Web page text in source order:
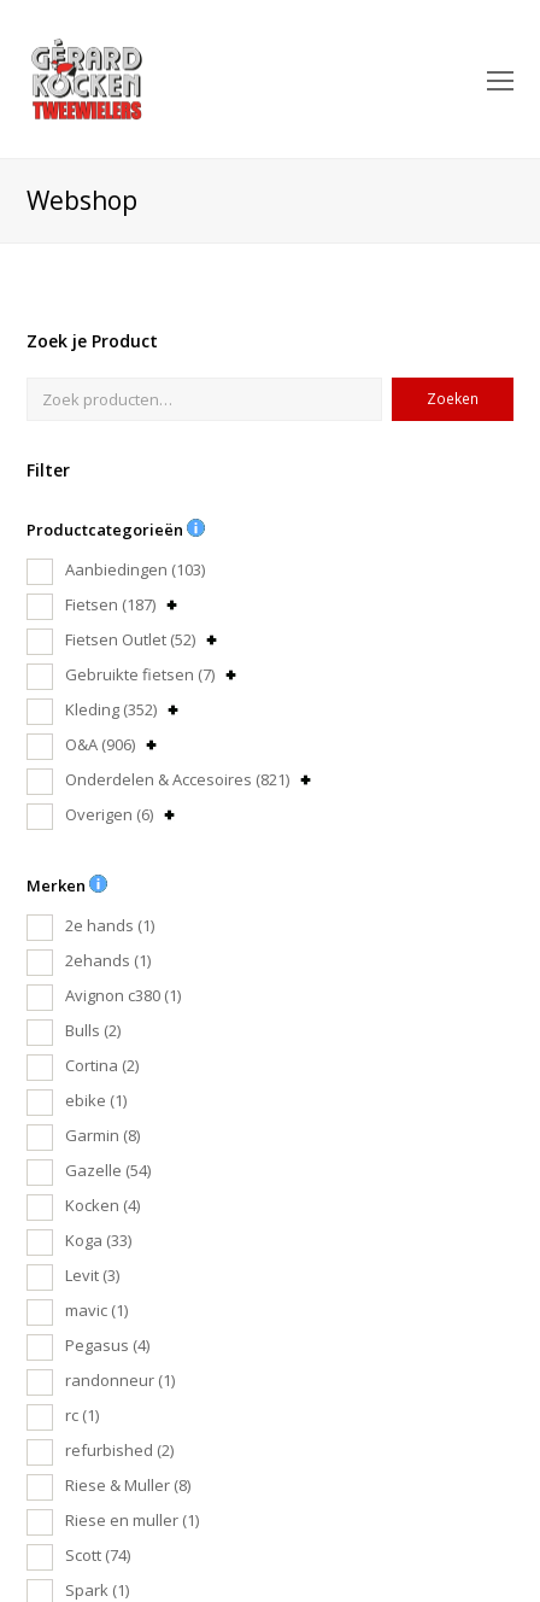
Webshop
Zoek je Product
Zoeken
Filter
Productcategorieën
Aanbiedingen (103)
Fietsen (187)
Fietsen Outlet (52)
Gebruikte fietsen (7)
Kleding (352)
O&A (906)
Onderdelen & Accesoires (821)
Overigen (6)
Merken
2e hands (1)
2ehands (1)
Avignon c380 (1)
Bulls (2)
Cortina (2)
ebike (1)
Garmin (8)
Gazelle (54)
Kocken (4)
Koga (33)
Levit (3)
mavic (1)
Pegasus (4)
randonneur (1)
rc (1)
refurbished (2)
Riese & Muller (8)
Riese en muller (1)
Scott (74)
Spark (1)